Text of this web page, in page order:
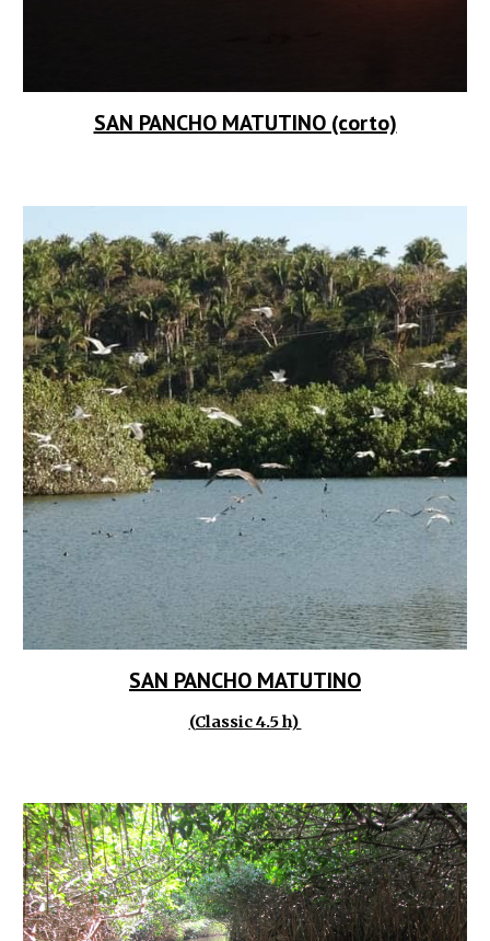
SAN PANCHO MATUTINO (corto)
SAN PANCHO MATUTINO
(Classic 4.5 h)